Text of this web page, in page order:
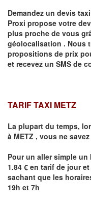
Demandez un devis
Proxi propose votre
plus proche de vous
géolocalisation . Nous
propositions de prix
et recevez un SMS de
TARIF TAXI METZ
La plupart du temps,
à METZ , vous ne
Pour un aller simple
1.84 € en tarif de jour
sachant que les
19h et 7h